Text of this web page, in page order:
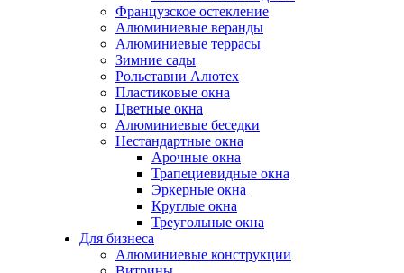
Французское остекление
Алюминиевые веранды
Алюминиевые террасы
Зимние сады
Рольставни Алютех
Пластиковые окна
Цветные окна
Алюминиевые беседки
Нестандартные окна
Арочные окна
Трапециевидные окна
Эркерные окна
Круглые окна
Треугольные окна
Для бизнеса
Алюминиевые конструкции